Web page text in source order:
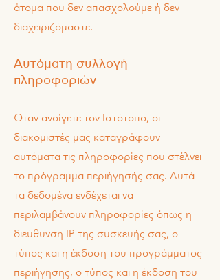
άτομα που δεν απασχολούμε ή δεν
διαχειριζόμαστε.
Αυτόματη συλλογή
πληροφοριών
Όταν ανοίγετε τον Ιστότοπο, οι
διακομιστές μας καταγράφουν
αυτόματα τις πληροφορίες που στέλνει
το πρόγραμμα περιήγησής σας. Αυτά
τα δεδομένα ενδέχεται να
περιλαμβάνουν πληροφορίες όπως η
διεύθυνση IP της συσκευής σας, ο
τύπος και η έκδοση του προγράμματος
περιήγησης, ο τύπος και η έκδοση του